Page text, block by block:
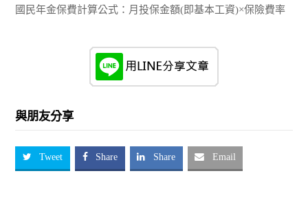
國民年金保費計算公式：月投保金額(即基本工資)×保險費率
與朋友分享
Tweet Share Share Email